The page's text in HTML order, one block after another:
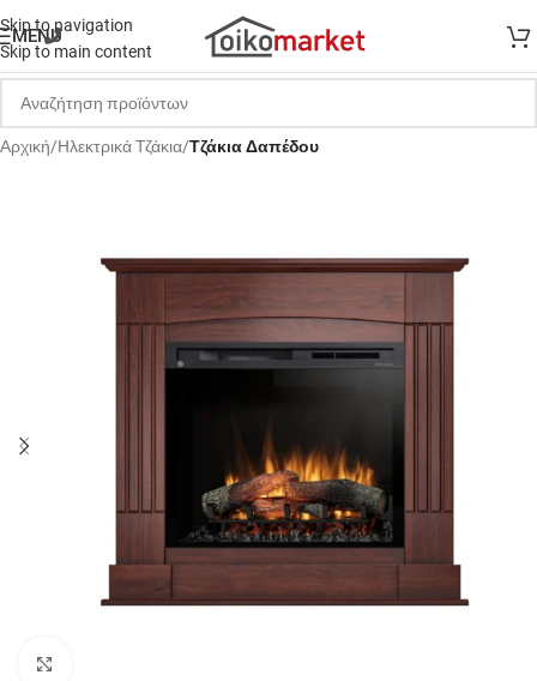
Skip to navigation
Skip to main content
MENU
Αρχική Hλεκτρικά Tζάκια Τζάκια Δαπέδου